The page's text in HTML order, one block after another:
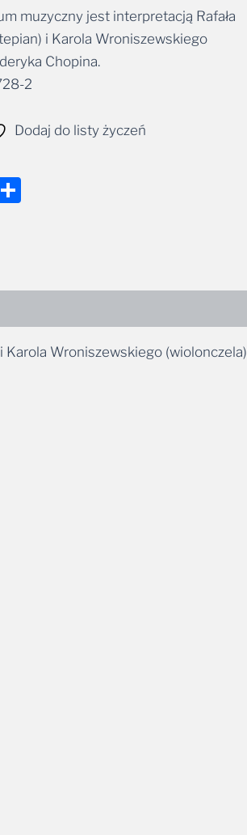
muzyczny jest interpretacją Rafała
i Karola Wroniszewskiego
Chopina.
2
Dodaj do listy życzeń
Share
Wroniszewskiego (wiolonczela)